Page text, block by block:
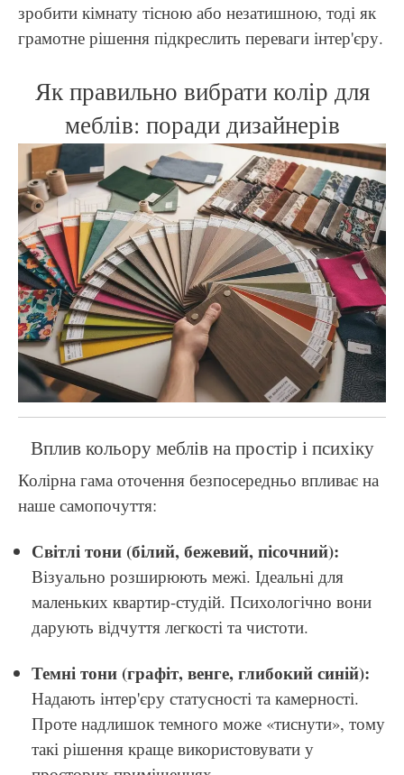
зробити кімнату тісною або незатишною, тоді як
грамотне рішення підкреслить переваги інтер'єру.
Як правильно вибрати колір для
меблів: поради дизайнерів
Вплив кольору меблів на простір і психіку
Колірна гама оточення безпосередньо впливає на
наше самопочуття:
Світлі тони (білий, бежевий, пісочний):
Візуально розширюють межі. Ідеальні для
маленьких квартир-студій. Психологічно вони
дарують відчуття легкості та чистоти.
Темні тони (графіт, венге, глибокий синій):
Надають інтер'єру статусності та камерності.
Проте надлишок темного може «тиснути», тому
такі рішення краще використовувати у